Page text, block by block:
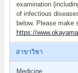
examination
of infectious
below. Please make
https://
สาขาวิชา
Medicine